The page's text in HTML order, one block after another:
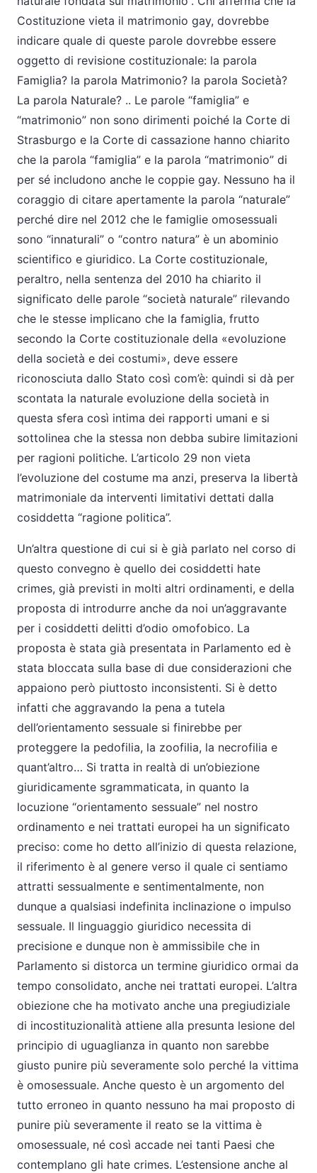
Costituzione vieta il matrimonio gay, dovrebbe
indicare quale di queste parole dovrebbe essere
oggetto di revisione costituzionale: la parola
Famiglia? la parola Matrimonio? la parola Società?
La parola Naturale? .. Le parole “famiglia” e
“matrimonio” non sono dirimenti poiché la Corte di
Strasburgo e la Corte di cassazione hanno chiarito
che la parola “famiglia” e la parola “matrimonio” di
per sé includono anche le coppie gay. Nessuno ha il
coraggio di citare apertamente la parola “naturale”
perché dire nel 2012 che le famiglie omosessuali
sono “innaturali” o “contro natura” è un abominio
scientifico e giuridico. La Corte costituzionale,
peraltro, nella sentenza del 2010 ha chiarito il
significato delle parole “società naturale” rilevando
che le stesse implicano che la famiglia, frutto
secondo la Corte costituzionale della «evoluzione
della società e dei costumi», deve essere
riconosciuta dallo Stato così com’è: quindi si dà per
scontata la naturale evoluzione della società in
questa sfera così intima dei rapporti umani e si
sottolinea che la stessa non debba subire limitazioni
per ragioni politiche. L’articolo 29 non vieta
l’evoluzione del costume ma anzi, preserva la libertà
matrimoniale da interventi limitativi dettati dalla
cosiddetta “ragione politica”.
Un’altra questione di cui si è già parlato nel corso di
questo convegno è quello dei cosiddetti hate
crimes, già previsti in molti altri ordinamenti, e della
proposta di introdurre anche da noi un’aggravante
per i cosiddetti delitti d’odio omofobico. La
proposta è stata già presentata in Parlamento ed è
stata bloccata sulla base di due considerazioni che
appaiono però piuttosto inconsistenti. Si è detto
infatti che aggravando la pena a tutela
dell’orientamento sessuale si finirebbe per
proteggere la pedofilia, la zoofilia, la necrofilia e
quant’altro… Si tratta in realtà di un’obiezione
giuridicamente sgrammaticata, in quanto la
locuzione “orientamento sessuale” nel nostro
ordinamento e nei trattati europei ha un significato
preciso: come ho detto all’inizio di questa relazione,
il riferimento è al genere verso il quale ci sentiamo
attratti sessualmente e sentimentalmente, non
dunque a qualsiasi indefinita inclinazione o impulso
sessuale. Il linguaggio giuridico necessita di
precisione e dunque non è ammissibile che in
Parlamento si distorca un termine giuridico ormai da
tempo consolidato, anche nei trattati europei. L’altra
obiezione che ha motivato anche una pregiudiziale
di incostituzionalità attiene alla presunta lesione del
principio di uguaglianza in quanto non sarebbe
giusto punire più severamente solo perché la vittima
è omosessuale. Anche questo è un argomento del
tutto erroneo in quanto nessuno ha mai proposto di
punire più severamente il reato se la vittima è
omosessuale, né così accade nei tanti Paesi che
contemplano gli hate crimes. L’estensione anche al